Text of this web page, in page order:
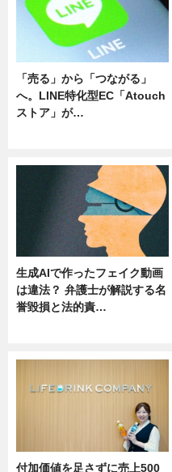
「売る」から「つながる」
へ。LINE特化型EC「Atouch
ストア」が…
生成AIで作ったフェイク動画
は違法？ 弁護士が解説する名
誉毀損と法的責…
付加価値を足さずに売上500